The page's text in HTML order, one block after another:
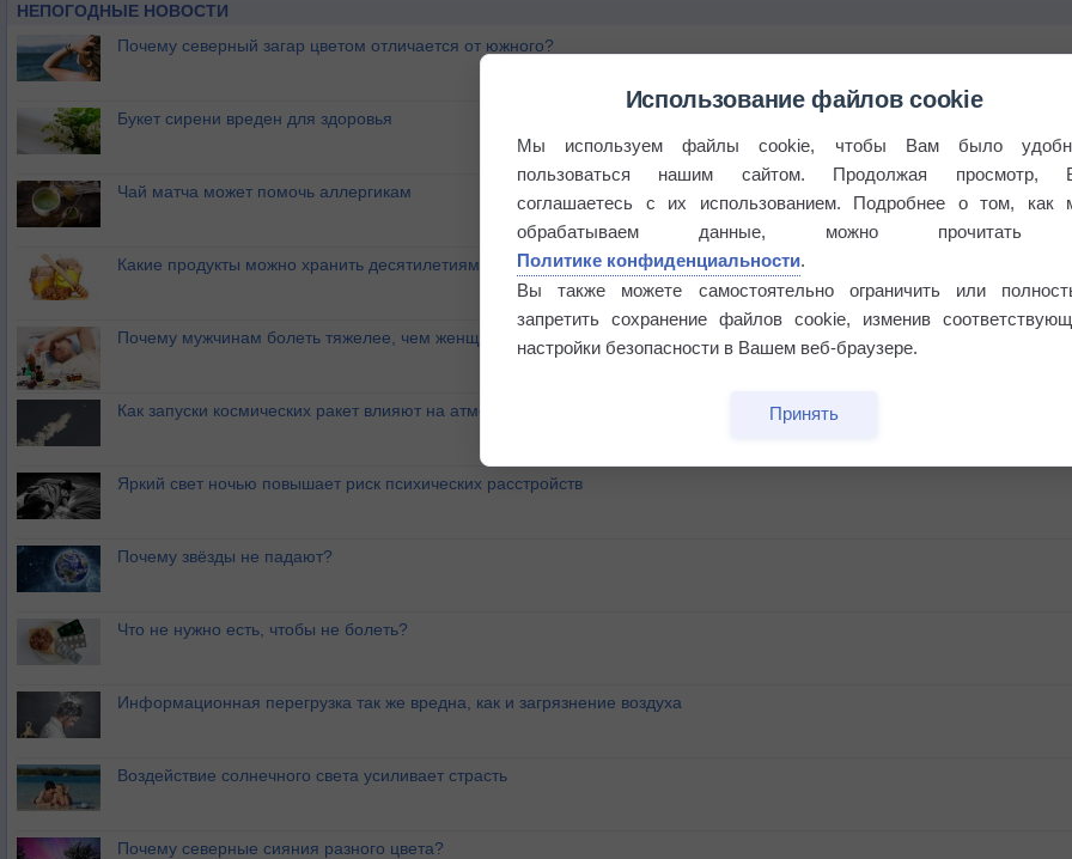
НЕПОГОДНЫЕ НОВОСТИ
Почему северный загар цветом отличается от южного?
Букет сирени вреден для здоровья
Чай матча может помочь аллергикам
Какие продукты можно хранить десятилетиями?
Почему мужчинам болеть тяжелее, чем женщинам?
Как запуски космических ракет влияют на атмосферу?
Яркий свет ночью повышает риск психических расстройств
Почему звёзды не падают?
Что не нужно есть, чтобы не болеть?
Информационная перегрузка так же вредна, как и загрязнение воздуха
Воздействие солнечного света усиливает страсть
Почему северные сияния разного цвета?
Использование файлов cookie
Мы используем файлы cookie, чтобы Вам было
пользоваться нашим сайтом. Продолжая просмотр,
соглашаетесь с их использованием. Подробнее о том, как
обрабатываем данные, можно прочитать
Политике конфиденциальности.
Вы также можете самостоятельно ограничить или
запретить сохранение файлов cookie, изменив
настройки безопасности в Вашем веб-браузере.
Принять